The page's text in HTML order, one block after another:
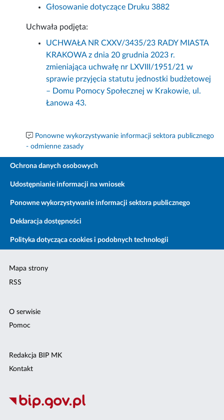
Głosowanie dotyczące Druku 3882
Uchwała podjęta:
UCHWAŁA NR CXXV/3435/23 RADY MIASTA
KRAKOWA z dnia 20 grudnia 2023 r.
zmieniająca uchwałę nr LXVIII/1951/21 w
sprawie przyjęcia statutu jednostki budżetowej
– Domu Pomocy Społecznej w Krakowie, ul.
Łanowa 43.
Ponowne wykorzystywanie informacji sektora publicznego
- odmienne zasady
Ochrona danych osobowych
Udostępnianie informacji na wniosek
Ponowne wykorzystywanie informacji sektora publicznego
Deklaracja dostępności
Polityka dotycząca cookies i podobnych technologii
Mapa strony
RSS
O serwisie
Pomoc
Redakcja BIP MK
Kontakt